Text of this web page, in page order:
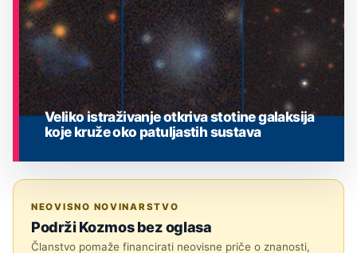
Veliko istraživanje otkriva stotine galaksija
koje kruže oko patuljastih sustava
NEOVISNO NOVINARSTVO
Podrži Kozmos bez oglasa
Članstvo pomaže financirati neovisne priče o znanosti,